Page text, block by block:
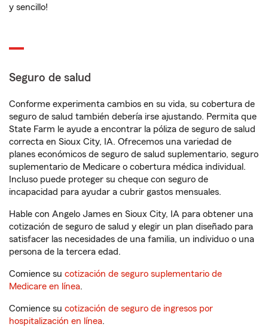
y sencillo!
Seguro de salud
Conforme experimenta cambios en su vida, su cobertura de
seguro de salud también debería irse ajustando. Permita que
State Farm le ayude a encontrar la póliza de seguro de salud
correcta en Sioux City, IA. Ofrecemos una variedad de
planes económicos de seguro de salud suplementario, seguro
suplementario de Medicare o cobertura médica individual.
Incluso puede proteger su cheque con seguro de
incapacidad para ayudar a cubrir gastos mensuales.
Hable con Angelo James en Sioux City, IA para obtener una
cotización de seguro de salud y elegir un plan diseñado para
satisfacer las necesidades de una familia, un individuo o una
persona de la tercera edad.
Comience su cotización de seguro suplementario de
Medicare en línea.
Comience su cotización de seguro de ingresos por
hospitalización en línea.